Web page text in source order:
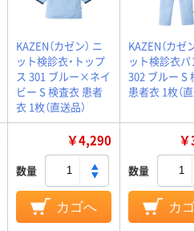
KAZEN（カゼン） ニ
ット検診衣・トップ
ス 301 ブルー×ネイ
ビー S 検査衣 患者
衣 1枚（直送品）
KAZEN（カゼ
ット検診衣パ
302 ブルー S
患者衣 1枚（
￥4,290
数量
カゴへ
数量
カ